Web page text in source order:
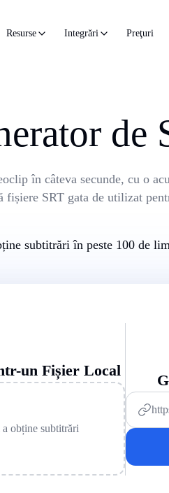
Resurse Integrări Preţuri
de
în câteva secunde, cu o
fișiere SRT gata de utilizat
subtitrări în peste 100 de
un Fișier Local
obține subtitrări